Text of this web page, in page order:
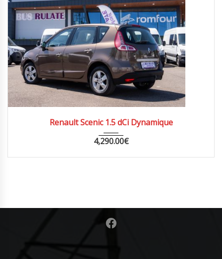
Renault Scenic 1.5 dCi Dynamique
4,290.00€